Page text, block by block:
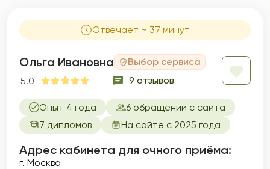
Отвечает ~ 37 минут
Ольга Ивановна
Выбор сервиса
5.0
9 отзывов
Опыт 4 года
6 обращений с сайта
7 дипломов
На сайте с 2025 года
Адрес кабинета для очного приёма:
г. Москва